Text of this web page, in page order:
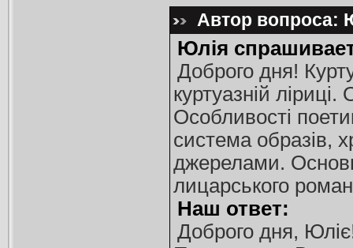
Автор вопроса:
Юлія
Доброго дня!
куртуазній
Особливості
система образів,
джерелами.
лицарського
Наш ответ:
Доброго дня,